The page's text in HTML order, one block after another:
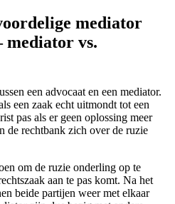
mediator
mediator vs.
een advocaat en een mediator.
een zaak echt uitmondt tot een
pas als er geen oplossing meer
de rechtbank zich over de ruzie
om de ruzie onderling op te
aan te pas komt. Na het
beide partijen weer met elkaar